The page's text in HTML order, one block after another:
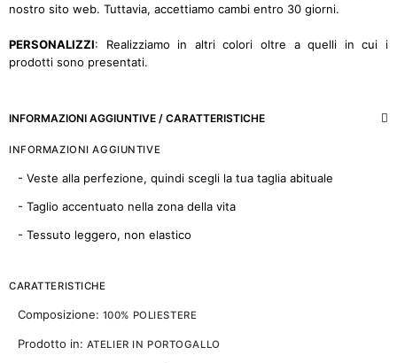
nostro sito web. Tuttavia, accettiamo cambi entro 30 giorni.
PERSONALIZZI: Realizziamo in altri colori oltre a quelli in cui i
prodotti sono presentati.
INFORMAZIONI AGGIUNTIVE / CARATTERISTICHE
INFORMAZIONI AGGIUNTIVE
- Veste alla perfezione, quindi scegli la tua taglia abituale
- Taglio accentuato nella zona della vita
- Tessuto leggero, non elastico
CARATTERISTICHE
Composizione: 100% POLIESTERE
Prodotto in: ATELIER IN PORTOGALLO